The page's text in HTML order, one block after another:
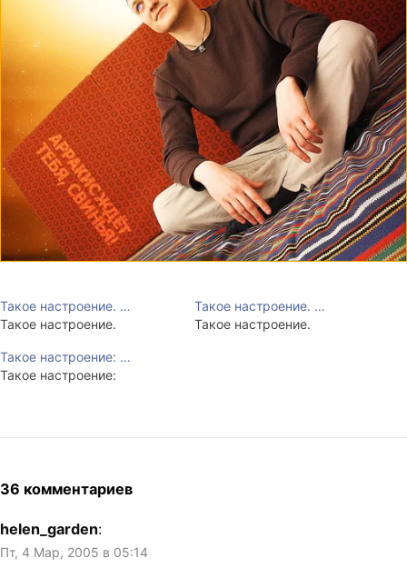
Такое настроение. …
Такое настроение.
Такое настроение. …
Такое настроение.
Такое настроение: …
Такое настроение:
36 комментариев
helen_garden:
Пт, 4 Мар, 2005 в 05:14